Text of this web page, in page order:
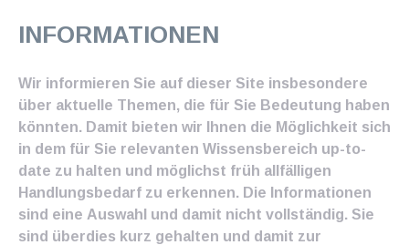
INFORMATIONEN
Wir informieren Sie auf dieser Site insbesondere
über aktuelle Themen, die für Sie Bedeutung haben
könnten. Damit bieten wir Ihnen die Möglichkeit sich
in dem für Sie relevanten Wissensbereich up-to-
date zu halten und möglichst früh allfälligen
Handlungsbedarf zu erkennen. Die Informationen
sind eine Auswahl und damit nicht vollständig. Sie
sind überdies kurz gehalten und damit zur